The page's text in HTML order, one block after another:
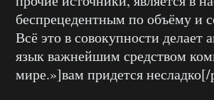
беспрецедентным по объёму и
Всё это в совокупности делает
язык важнейшим средством
мире.»]вам придется